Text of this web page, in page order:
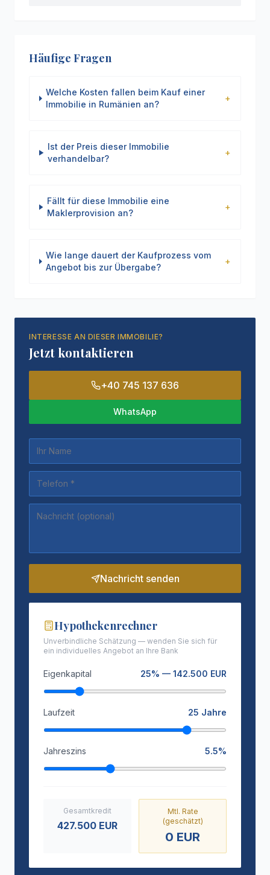
Häufige Fragen
Welche Kosten fallen beim Kauf einer
Immobilie in Rumänien an?
+
Ist der Preis dieser Immobilie
verhandelbar?
+
Fällt für diese Immobilie eine
Maklerprovision an?
+
Wie lange dauert der Kaufprozess vom
Angebot bis zur Übergabe?
+
INTERESSE AN DIESER IMMOBILIE?
Jetzt kontaktieren
+40 745 137 636
WhatsApp
Nachricht senden
Hypothekenrechner
Unverbindliche Schätzung — wenden Sie sich für
ein individuelles Angebot an Ihre Bank
Eigenkapital 25% — 142.500 EUR
Laufzeit 25 Jahre
Jahreszins 5.5%
Gesamtkredit
427.500 EUR
Mtl. Rate
(geschätzt)
0 EUR